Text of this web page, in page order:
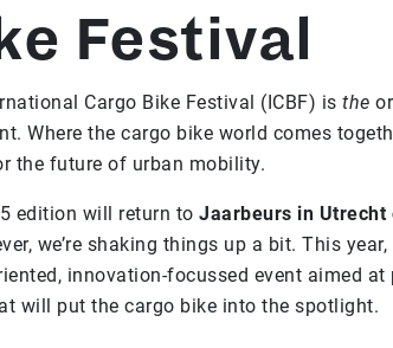
Festival
Cargo Bike Festival (ICBF) is the
Where the cargo bike world comes
the future of urban mobility.
edition will return to Jaarbeurs in Utrecht
we’re shaking things up a bit. This
innovation-focussed event aimed at
will put the cargo bike into the spotlight.